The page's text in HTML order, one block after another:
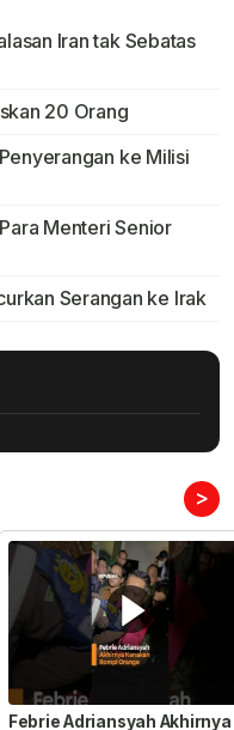
Iran tak Sebatas
20 Orang
ke Milisi
Menteri Senior
Serangan ke Irak
>
Febrie Adriansyah Akhirnya